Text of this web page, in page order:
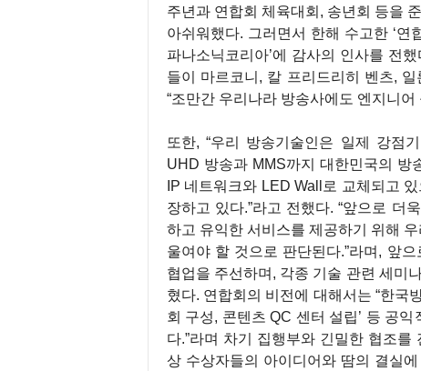
주년과 연합회 체육대회, 송년회 등을
아쉬워했다. 그러면서 한해 수고한 ‘
파나소닉코리아’에 감사의 인사를 전
들이 마르코니, 칼 프리드리히 벤츠,
“조만간 우리나라 방송사에도 엔지니
또한, “우리 방송기술인은 일제 강점
UHD 방송과 MMS까지 대한민국의 방
IP 네트워크와 LED Wall로 교체되고
장하고 있다.”라고 전했다. “앞으로 더
하고 유익한 서비스를 제공하기 위해
울여야 할 것으로 판단된다.”라며, 앞
협업을 주선하며, 각종 기술 관련 세미
혔다. 연합회의 비전에 대해서는 “한국
회 구성, 콘텐츠 QC 센터 설립’ 등 공
다.”라며 차기 집행부와 긴밀한 협조를
상 수상자들의 아이디어와 땀의 결실